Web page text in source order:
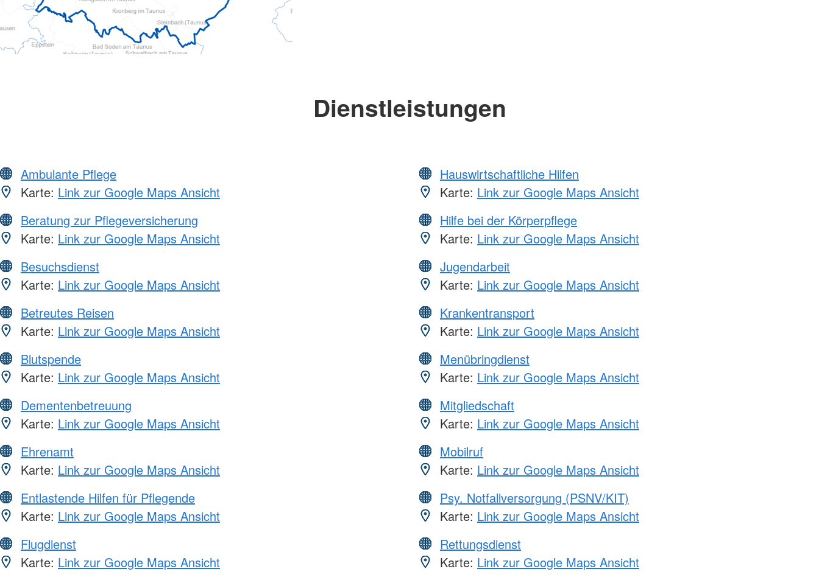
Dienstleistungen
Ambulante Pflege
Karte: Link zur Google Maps Ansicht
Beratung zur Pflegeversicherung
Karte: Link zur Google Maps Ansicht
Besuchsdienst
Karte: Link zur Google Maps Ansicht
Betreutes Reisen
Karte: Link zur Google Maps Ansicht
Blutspende
Karte: Link zur Google Maps Ansicht
Dementenbetreuung
Karte: Link zur Google Maps Ansicht
Ehrenamt
Karte: Link zur Google Maps Ansicht
Entlastende Hilfen für Pflegende
Karte: Link zur Google Maps Ansicht
Flugdienst
Karte: Link zur Google Maps Ansicht
Hauswirtschaftliche Hilfen
Karte: Link zur Google Maps Ansicht
Hilfe bei der Körperpflege
Karte: Link zur Google Maps Ansicht
Jugendarbeit
Karte: Link zur Google Maps Ansicht
Krankentransport
Karte: Link zur Google Maps Ansicht
Menübringdienst
Karte: Link zur Google Maps Ansicht
Mitgliedschaft
Karte: Link zur Google Maps Ansicht
Mobilruf
Karte: Link zur Google Maps Ansicht
Psy. Notfallversorgung (PSNV/KIT)
Karte: Link zur Google Maps Ansicht
Rettungsdienst
Karte: Link zur Google Maps Ansicht